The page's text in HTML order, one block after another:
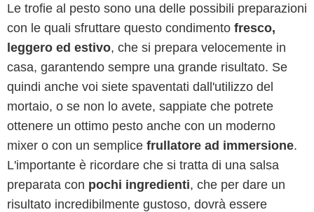
Le trofie al pesto sono una delle possibili preparazioni
con le quali sfruttare questo condimento fresco,
leggero ed estivo, che si prepara velocemente in
casa, garantendo sempre una grande risultato. Se
quindi anche voi siete spaventati dall'utilizzo del
mortaio, o se non lo avete, sappiate che potrete
ottenere un ottimo pesto anche con un moderno
mixer o con un semplice frullatore ad immersione.
L'importante è ricordare che si tratta di una salsa
preparata con pochi ingredienti, che per dare un
risultato incredibilmente gustoso, dovrà essere